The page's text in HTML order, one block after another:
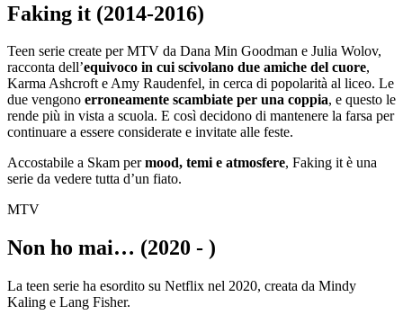
Faking it (2014-2016)
Teen serie create per MTV da Dana Min Goodman e Julia Wolov,
racconta dell’equivoco in cui scivolano due amiche del cuore,
Karma Ashcroft e Amy Raudenfel, in cerca di popolarità al liceo. Le
due vengono erroneamente scambiate per una coppia, e questo le
rende più in vista a scuola. E così decidono di mantenere la farsa per
continuare a essere considerate e invitate alle feste.
Accostabile a Skam permood, temi e atmosfere, Faking it è una
serie da vedere tutta d’un fiato.
MTV
Non ho mai… (2020 - )
La teen serie ha esordito su Netflix nel 2020, creata da Mindy
Kaling e Lang Fisher.